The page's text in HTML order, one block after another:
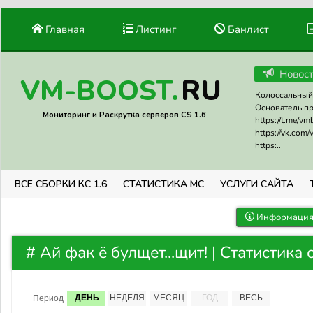
Главная Листинг Банлист
VM-BOOST.RU
Мониторинг и Раскрутка серверов CS 1.6
Основатель
https://t.me/
https://vk.com/
https:..
ВСЕ СБОРКИ КС 1.6 СТАТИСТИКА МС УСЛУГИ САЙТА
# Ай фак ё булщет...щит! | Статистика
Период ДЕНЬ НЕДЕЛЯ МЕСЯЦ ГОД ВЕСЬ